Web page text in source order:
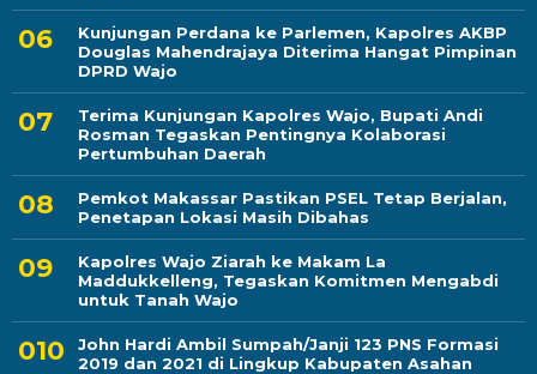
Kunjungan Perdana ke Parlemen, Kapolres AKBP
Douglas Mahendrajaya Diterima Hangat Pimpinan
DPRD Wajo
Terima Kunjungan Kapolres Wajo, Bupati Andi
Rosman Tegaskan Pentingnya Kolaborasi
Pertumbuhan Daerah
Pemkot Makassar Pastikan PSEL Tetap Berjalan,
Penetapan Lokasi Masih Dibahas
Kapolres Wajo Ziarah ke Makam La
Maddukkelleng, Tegaskan Komitmen Mengabdi
untuk Tanah Wajo
John Hardi Ambil Sumpah/Janji 123 PNS Formasi
2019 dan 2021 di Lingkup Kabupaten Asahan